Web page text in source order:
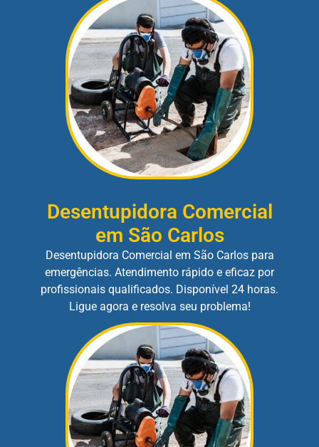
Desentupidora Comercial
em São Carlos
Desentupidora Comercial em São Carlos para
emergências. Atendimento rápido e eficaz por
profissionais qualificados. Disponível 24 horas.
Ligue agora e resolva seu problema!